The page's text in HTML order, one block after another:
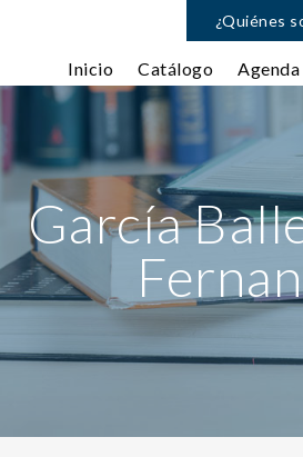
¿Quiénes
Inicio Catálogo Agenda
García